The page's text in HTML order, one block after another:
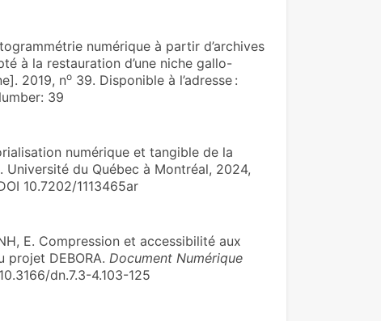
numérique à partir d’archives
à la restauration d’une niche gallo-
2019, no39. Disponible à l’adresse :
39
numérique et tangible de la
du Québec à Montréal, 2024,
10.7202/1113465ar
E. Compression et accessibilité aux
projet DEBORA. Document Numérique
dn.7.3-4.103-125